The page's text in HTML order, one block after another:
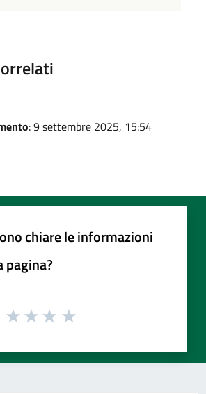
: 9 settembre 2025, 15:54
chiare le informazioni
pagina?